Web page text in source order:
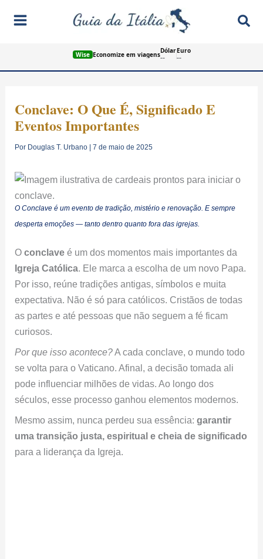
para
Wise Economize em viagensDólar
--
Euro
--
Conclave: O Que É, Significado E
Eventos Importantes
Por Douglas T. Urbano |7 de maio de 2025
O Conclave é um evento de tradição, mistério e renovação. E sempre
desperta emoções — tanto dentro quanto fora das igrejas.
Oconclave é um dos momentos mais importantes da
Igreja Católica. Ele marca a escolha de um novo Papa.
Por isso, reúne tradições antigas, símbolos e muita
expectativa. Não é só para católicos. Cristãos de todas
as partes e até pessoas que não seguem a fé ficam
curiosos.
Por que isso acontece?A cada conclave, o mundo todo
se volta para o Vaticano. Afinal, a decisão tomada ali
pode influenciar milhões de vidas. Ao longo dos
séculos, esse processo ganhou elementos modernos.
Mesmo assim, nunca perdeu sua essência:garantir
uma transição justa, espiritual e cheia de significado
para a liderança da Igreja.